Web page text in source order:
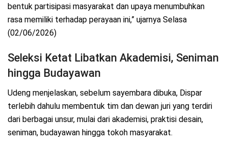
bentuk partisipasi masyarakat dan upaya menumbuhkan
rasa memiliki terhadap perayaan ini,” ujarnya Selasa
(02/06/2026)
Seleksi Ketat Libatkan Akademisi, Seniman
hingga Budayawan
Udeng menjelaskan, sebelum sayembara dibuka, Dispar
terlebih dahulu membentuk tim dan dewan juri yang terdiri
dari berbagai unsur, mulai dari akademisi, praktisi desain,
seniman, budayawan hingga tokoh masyarakat.